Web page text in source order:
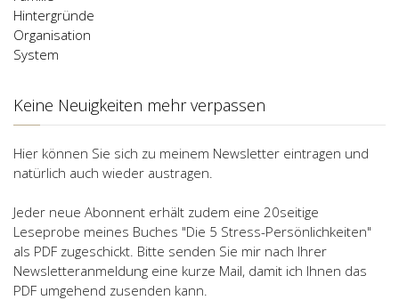
Hintergründe
Organisation
System
Keine Neuigkeiten mehr verpassen
Hier können Sie sich zu meinem Newsletter eintragen und
natürlich auch wieder austragen.
Jeder neue Abonnent erhält zudem eine 20seitige
Leseprobe meines Buches "Die 5 Stress-Persönlichkeiten"
als PDF zugeschickt. Bitte senden Sie mir nach Ihrer
Newsletteranmeldung eine kurze Mail, damit ich Ihnen das
PDF umgehend zusenden kann.